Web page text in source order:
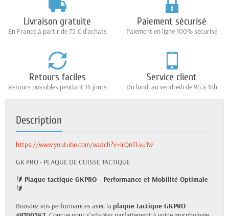
Livraison gratuite
En France à partir de 75 € d'achats
Paiement sécurisé
Paiement en ligne 100% sécurisé
Retours faciles
Retours possibles pendant 14 jours
Service client
Du lundi au vendredi de 9h à 18h
Description
https://www.youtube.com/watch?v=lrQnTl-vuTw
GK PRO - PLAQUE DE CUISSE TACTIQUE
🔰 Plaque tactique GKPRO - Performance et Mobilité Optimale
🔰
Boostez vos performances avec laplaque tactique GKPRO